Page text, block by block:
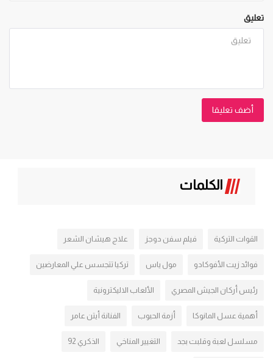
تعليق
أضف تعليقا
الكلمات
القوات التركية فيلم سفن دوجز علاج هيشان الشعر
فوائد زيت الأفوكادو مول ياس تركيا تتجسس علي المعارضين
رئيس أركان الجيش المصري الألعاب الاليكترونية
أهمية عسل المانوكا أزمة الحبوب الفنانة أيتن عامر
مسلسل لعبة وقلبت بجد التغيير المناخي الذكري 92